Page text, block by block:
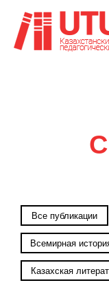
Все публикации
Всемирная
Казахская